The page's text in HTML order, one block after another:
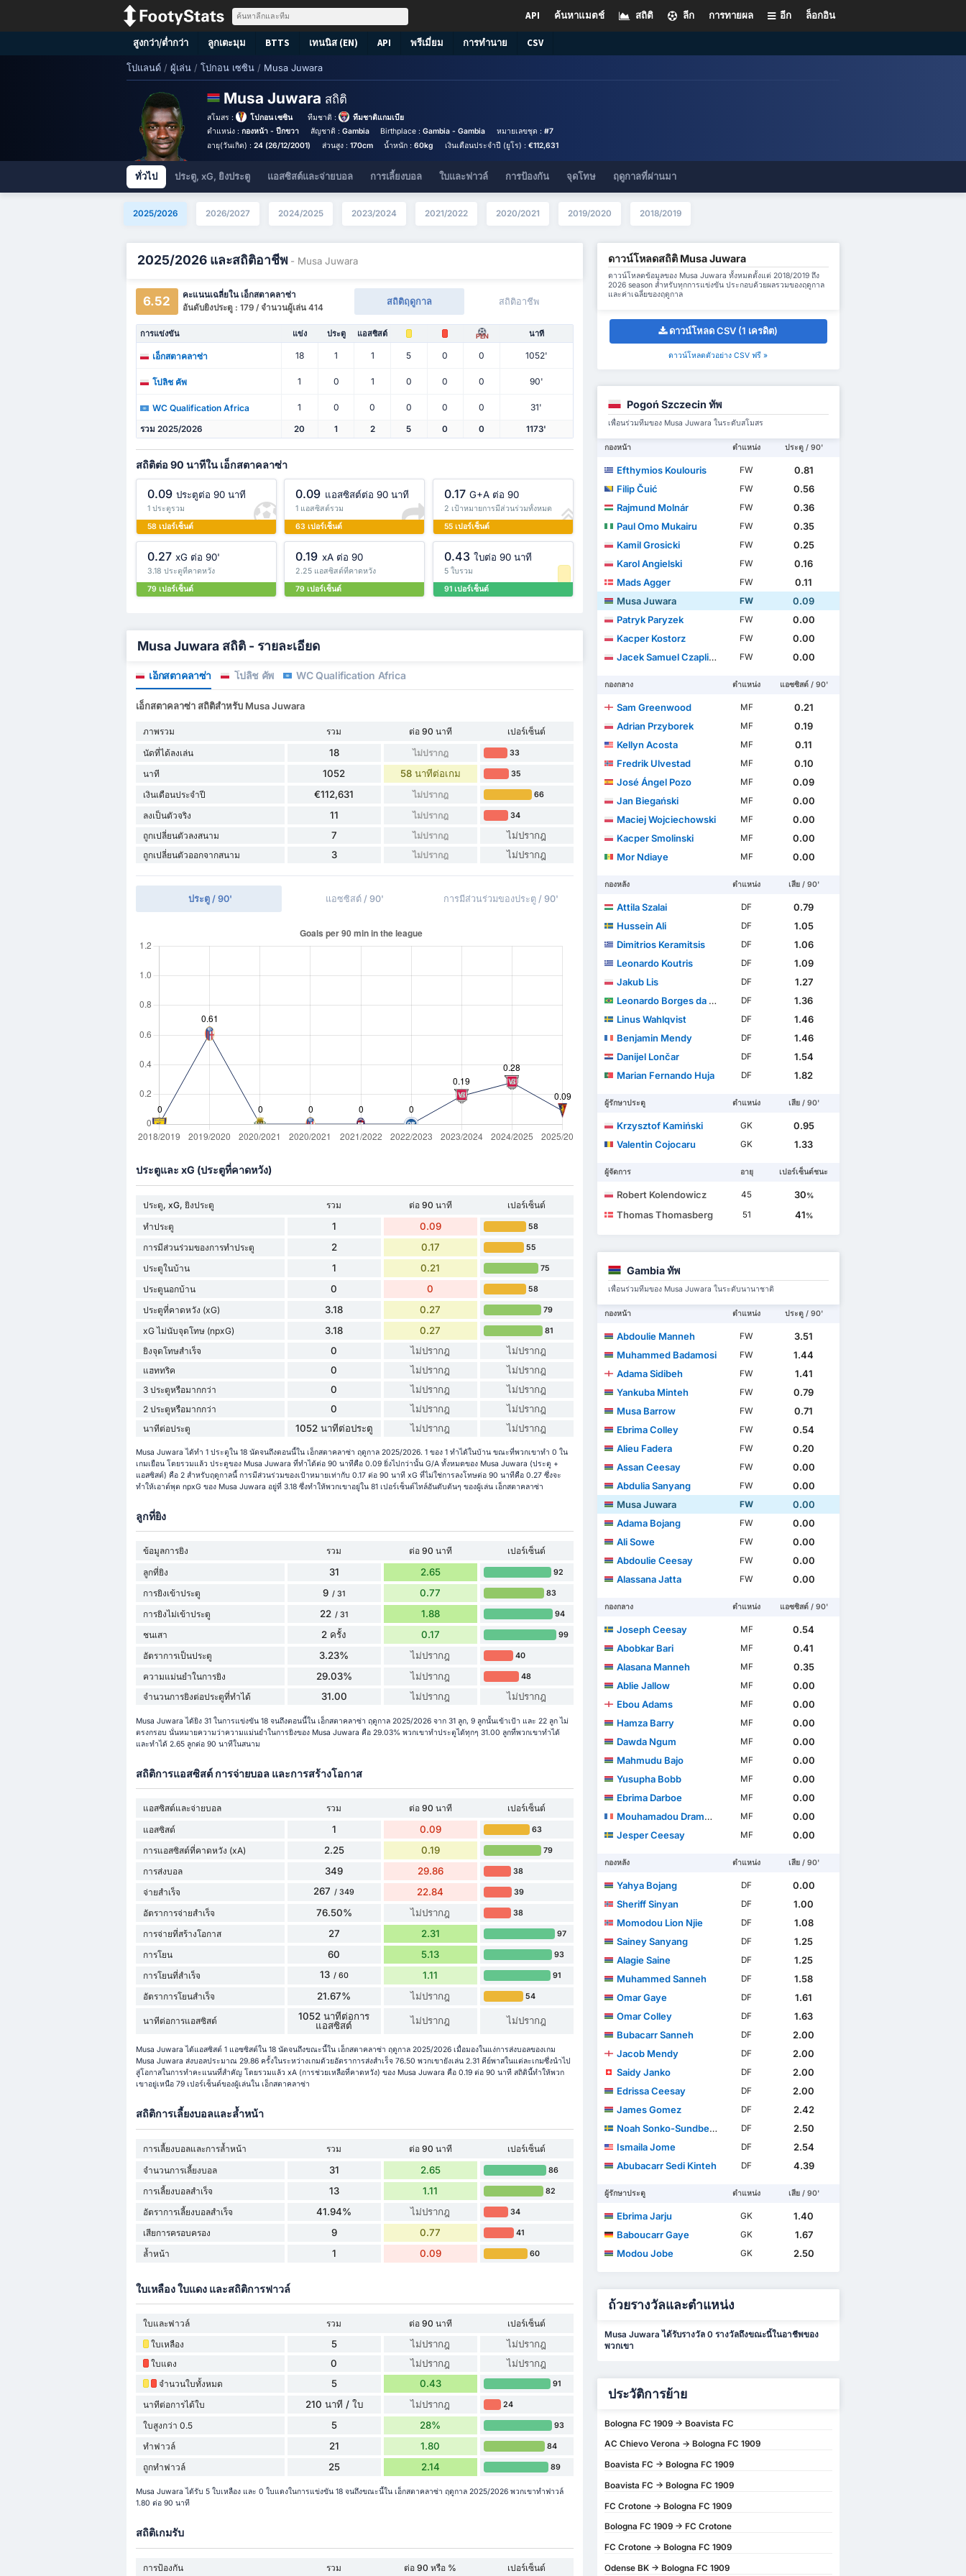
ล็อกอิน
อีก
การทายผล
ลีก
สถิติ
ค้นหาแมตช์
API
สูงกว่า/ต่ำกว่า ลูกเตะมุม BTTS เทนนิส (EN) API พรีเมี่ยม การทำนาย CSV
โปแลนด์ / ผู้เล่น / โปกอน เซซิน / Musa Juwara
Musa Juwara สถิติ
สโมสร : โปกอน เซซิน ทีมชาติ :
ทีมชาติแกมเบีย
ตำแหน่ง :กองหน้า - ปีกขวา สัญชาติ : Gambia Birthplace :Gambia - Gambia หมายเลขชุด : #7
อายุ(วันเกิด) :24 (26/12/2001) ส่วนสูง : 170cm น้ำหนัก :60kg เงินเดือนประจำปี (ยูโร) : €112,631
ทั่วไป ประตู, xG, ยิงประตู แอสซิสต์และจ่ายบอล การเลี้ยงบอล ใบและฟาวล์ การป้องกัน จุดโทษ ฤดูกาลที่ผ่านมา
2025/2026 2026/2027 2024/2025 2023/2024 2021/2022 2020/2021 2019/2020 2018/2019
2025/2026 และสถิติอาชีพ - Musa Juwara
6.52
คะแนนเฉลี่ยใน เอ็กสตาคลาซ่า
อันดับยิงประตู : 179 / จำนวนผู้เล่น 414
สถิติฤดูกาล สถิติอาชีพ
การแข่งขัน แข่ง ประตู แอสซิสต์ PEN นาที
เอ็กสตาคลาซ่า 18 1 1 5 0 0 1052'
โปลิช คัพ 1 0 1 0 0 0 90'
WC Qualification Africa 1 0 0 0 0 0 31'
รวม 2025/2026 20 1 2 5 0 0 1173'
สถิติต่อ 90 นาทีใน เอ็กสตาคลาซ่า
0.09 ประตูต่อ 90 นาที
1 ประตูรวม
58 เปอร์เซ็นต์
0.09 แอสซิสต์ต่อ 90 นาที
1 แอสซิสต์รวม
63 เปอร์เซ็นต์
0.17 G+A ต่อ 90
2 เป้าหมายการมีส่วนร่วมทั้งหมด
55 เปอร์เซ็นต์
0.27 xG ต่อ 90'
3.18 ประตูที่คาดหวัง
79 เปอร์เซ็นต์
0.19 xA ต่อ 90
2.25 แอสซิสต์ที่คาดหวัง
79 เปอร์เซ็นต์
0.43 ใบต่อ 90 นาที
5 ใบรวม
91 เปอร์เซ็นต์
Musa Juwara สถิติ - รายละเอียด
เอ็กสตาคลาซ่า โปลิช คัพ WC Qualification Africa
เอ็กสตาคลาซ่า สถิติสำหรับ Musa Juwara
ภาพรวม รวม ต่อ 90 นาที
เปอร์เซ็นต์
นัดที่ได้ลงเล่น
18 ไม่ปรากฎ 33
นาที 1052 58 นาทีต่อเกม 35
เงินเดือนประจำปี €112,631 ไม่ปรากฎ 66
ลงเป็นตัวจริง 11 ไม่ปรากฎ 34
ถูกเปลี่ยนตัวลงสนาม 7 ไม่ปรากฎ ไม่ปรากฎ
ถูกเปลี่ยนตัวออกจากสนาม 3 ไม่ปรากฎ ไม่ปรากฎ
ประตู / 90' แอซซิสต์ / 90' การมีส่วนร่วมของประตู / 90'
ประตูและ xG (ประตูที่คาดหวัง)
ประตู, xG, ยิงประตู รวม ต่อ 90 นาที
เปอร์เซ็นต์
ทำประตู
1 0.09 58
การมีส่วนร่วมของการทำประตู 2 0.17 55
ประตูในบ้าน 1 0.21 75
ประตูนอกบ้าน 0 0 58
ประตูที่คาดหวัง (xG) 3.18 0.27 79
xG ไม่นับจุดโทษ (npxG) 3.18 0.27 81
ยิงจุดโทษสำเร็จ 0 ไม่ปรากฎ ไม่ปรากฎ
แฮททริค 0 ไม่ปรากฎ ไม่ปรากฎ
3 ประตูหรือมากกว่า 0 ไม่ปรากฎ ไม่ปรากฎ
2 ประตูหรือมากกว่า 0 ไม่ปรากฎ ไม่ปรากฎ
นาทีต่อประตู 1052 นาทีต่อประตู ไม่ปรากฎ ไม่ปรากฎ
Musa Juwara ได้ทำ 1 ประตูใน 18 นัดจนถึงตอนนี้ใน เอ็กสตาคลาซ่า ฤดูกาล 2025/2026. 1 ของ 1 ทำได้ในบ้าน ขณะที่พวกเขาทำ 0 ใน
เกมเยือน โดยรวมแล้ว ประตูของ Musa Juwara ที่ทำได้ต่อ 90 นาทีคือ 0.09 ยิ่งไปกว่านั้น G/A ทั้งหมดของ Musa Juwara (ประตู +
แอสซิสต์) คือ 2 สำหรับฤดูกาลนี้ การมีส่วนร่วมของเป้าหมายเท่ากับ 0.17 ต่อ 90 นาที xG ที่ไม่ใช่การลงโทษต่อ 90 นาทีคือ 0.27 ซึ่งจะ
ทำให้เอาต์พุต npxG ของ Musa Juwara อยู่ที่ 3.18 ซึ่งทำให้พวกเขาอยู่ใน 81 เปอร์เซ็นต์ไทล์อันดับต้นๆ ของผู้เล่น เอ็กสตาคลาซ่า
ลูกที่ยิง
ข้อมูลการยิง รวม ต่อ 90 นาที
เปอร์เซ็นต์
ลูกที่ยิง
31 2.65 92
การยิงเข้าประตู 9 / 31 0.77 83
การยิงไม่เข้าประตู 22 / 31 1.88 94
ชนเสา 2 ครั้ง 0.17 99
อัตราการเป็นประตู 3.23% ไม่ปรากฎ 40
ความแม่นยำในการยิง 29.03% ไม่ปรากฎ 48
จำนวนการยิงต่อประตูที่ทำได้ 31.00 ไม่ปรากฎ ไม่ปรากฎ
Musa Juwara ได้ยิง 31 ในการแข่งขัน 18 จนถึงตอนนี้ใน เอ็กสตาคลาซ่า ฤดูกาล 2025/2026 จาก 31 ลูก, 9 ลูกนั้นเข้าเป้า และ 22 ลูก ไม่
ตรงกรอบ นั่นหมายความว่าความแม่นยำในการยิงของ Musa Juwara คือ 29.03% พวกเขาทำประตูได้ทุกๆ 31.00 ลูกที่พวกเขาทำได้
และทำได้ 2.65 ลูกต่อ 90 นาทีในสนาม
สถิติการแอสซิสต์ การจ่ายบอล และการสร้างโอกาส
แอสซิสต์และจ่ายบอล รวม ต่อ 90 นาที
เปอร์เซ็นต์
แอสซิสต์
1 0.09 63
การแอสซิสต์ที่คาดหวัง (xA) 2.25 0.19 79
การส่งบอล 349 29.86 38
จ่ายสำเร็จ 267 / 349 22.84 39
อัตราการจ่ายสำเร็จ 76.50% ไม่ปรากฎ 38
การจ่ายที่สร้างโอกาส 27 2.31 97
การโยน 60 5.13 93
การโยนที่สำเร็จ 13 / 60 1.11 91
อัตราการโยนสำเร็จ 21.67% ไม่ปรากฎ 54
นาทีต่อการแอสซิสต์
1052 นาทีต่อการ
แอสซิสต์
ไม่ปรากฎ ไม่ปรากฎ
Musa Juwara ได้แอสซิสต์ 1 แอซซิสต์ใน 18 นัดจนถึงขณะนี้ใน เอ็กสตาคลาซ่า ฤดูกาล 2025/2026 เมื่อมองในแง่การส่งบอลของเกม
Musa Juwara ส่งบอลประมาณ 29.86 ครั้งในระหว่างเกมด้วยอัตราการส่งสำเร็จ 76.50 พวกเขายังเล่น 2.31 คีย์พาสในแต่ละเกมซึ่งนำไป
สู่โอกาสในการทำคะแนนที่สำคัญ โดยรวมแล้ว xA (การช่วยเหลือที่คาดหวัง) ของ Musa Juwara คือ 0.19 ต่อ 90 นาที สถิตินี้ทำให้พวก
เขาอยู่เหนือ 79 เปอร์เซ็นต์ของผู้เล่นใน เอ็กสตาคลาซ่า
สถิติการเลี้ยงบอลและล้ำหน้า
การเลี้ยงบอลและการล้ำหน้า รวม ต่อ 90 นาที
เปอร์เซ็นต์
จำนวนการเลี้ยงบอล
31 2.65 86
การเลี้ยงบอลสำเร็จ 13 1.11 82
อัตราการเลี้ยงบอลสำเร็จ 41.94% ไม่ปรากฎ 34
เสียการครอบครอง 9 0.77 41
ล้ำหน้า 1 0.09 60
ใบเหลือง ใบแดง และสถิติการฟาวล์
ใบและฟาวล์ รวม ต่อ 90 นาที
เปอร์เซ็นต์
ใบเหลือง
5 ไม่ปรากฎ ไม่ปรากฎ
ใบแดง 0 ไม่ปรากฎ ไม่ปรากฎ
จำนวนใบทั้งหมด 5 0.43 91
นาทีต่อการได้ใบ 210 นาที / ใบ ไม่ปรากฎ 24
ใบสูงกว่า 0.5 5 28% 93
ทำฟาวล์ 21 1.80 84
ถูกทำฟาวล์ 25 2.14 89
Musa Juwara ได้รับ 5 ใบเหลือง และ 0 ใบแดงในการแข่งขัน 18 จนถึงขณะนี้ใน เอ็กสตาคลาซ่า ฤดูกาล 2025/2026 พวกเขาทำฟาวล์
1.80 ต่อ 90 นาที
สถิติเกมรับ
การป้องกัน รวม ต่อ 90 หรือ % เปอร์เซ็นต์
ดาวน์โหลดสถิติ Musa Juwara
ดาวน์โหลดข้อมูลของ Musa Juwara ทั้งหมดตั้งแต่ 2018/2019 ถึง
2026 season สำหรับทุกการแข่งขัน ประกอบด้วยผลรวมของฤดูกาล
และค่าเฉลี่ยของฤดูกาล
ดาวน์โหลด CSV (1 เครดิต)
ดาวน์โหลดตัวอย่าง CSV ฟรี »
Pogoń Szczecin ทัพ
เพื่อนร่วมทีมของ Musa Juwara ในระดับสโมสร
กองหน้า ตำแหน่ง ประตู / 90'
Efthymios Koulouris FW
0.81
Filip Čuić
FW
0.56
Rajmund Molnár
FW
0.36
Paul Omo Mukairu
FW
0.35
Kamil Grosicki
FW
0.25
Karol Angielski
FW
0.16
Mads Agger
FW
0.11
Musa Juwara
FW
0.09
Patryk Paryzek
FW
0.00
Kacper Kostorz
FW
0.00
Jacek Samuel Czapliński
FW 0.00
กองกลาง ตำแหน่ง แอซซิสต์ / 90'
Sam Greenwood MF
0.21
Adrian Przyborek
MF
0.19
Kellyn Acosta
MF
0.11
Fredrik Ulvestad
MF
0.10
José Ángel Pozo
MF
0.09
Jan Biegański
MF
0.00
Maciej Wojciechowski
MF
0.00
Kacper Smolinski
MF
0.00
Mor Ndiaye
MF 0.00
กองหลัง ตำแหน่ง เสีย / 90'
Attila Szalai DF
0.79
Hussein Ali
DF
1.05
Dimitrios Keramitsis
DF
1.06
Leonardo Koutris
DF
1.09
Jakub Lis
DF
1.27
Leonardo Borges da Silva
DF
1.36
Linus Wahlqvist
DF
1.46
Benjamin Mendy
DF
1.46
Danijel Lončar
DF
1.54
Marian Fernando Huja
DF 1.82
ผู้รักษาประตู ตำแหน่ง เสีย / 90'
Krzysztof Kamiński GK
0.95
Valentin Cojocaru
GK 1.33
ผู้จัดการ อายุ เปอร์เซ็นต์ชนะ
Robert Kolendowicz 45 30%
Thomas Thomasberg 51 41%
Gambia ทัพ
เพื่อนร่วมทีมของ Musa Juwara ในระดับนานาชาติ
กองหน้า ตำแหน่ง ประตู / 90'
Abdoulie Manneh FW
3.51
Muhammed Badamosi
FW
1.44
Adama Sidibeh
FW
1.41
Yankuba Minteh
FW
0.79
Musa Barrow
FW
0.71
Ebrima Colley
FW
0.54
Alieu Fadera
FW
0.20
Assan Ceesay
FW
0.00
Abdulia Sanyang
FW
0.00
Musa Juwara
FW
0.00
Adama Bojang
FW
0.00
Ali Sowe
FW
0.00
Abdoulie Ceesay
FW
0.00
Alassana Jatta
FW 0.00
กองกลาง ตำแหน่ง แอซซิสต์ / 90'
Joseph Ceesay MF
0.54
Abobkar Bari
MF
0.41
Alasana Manneh
MF
0.35
Ablie Jallow
MF
0.00
Ebou Adams
MF
0.00
Hamza Barry
MF
0.00
Dawda Ngum
MF
0.00
Mahmudu Bajo
MF
0.00
Yusupha Bobb
MF
0.00
Ebrima Darboe
MF
0.00
Mouhamadou Drammeh
MF
0.00
Jesper Ceesay
MF 0.00
กองหลัง ตำแหน่ง เสีย / 90'
Yahya Bojang DF
0.00
Sheriff Sinyan
DF
1.00
Momodou Lion Njie
DF
1.08
Sainey Sanyang
DF
1.25
Alagie Saine
DF
1.25
Muhammed Sanneh
DF
1.58
Omar Gaye
DF
1.61
Omar Colley
DF
1.63
Bubacarr Sanneh
DF
2.00
Jacob Mendy
DF
2.00
Saidy Janko
DF
2.00
Edrissa Ceesay
DF
2.00
James Gomez
DF
2.42
Noah Sonko-Sundberg
DF
2.50
Ismaila Jome
DF
2.54
Abubacarr Sedi Kinteh
DF 4.39
ผู้รักษาประตู ตำแหน่ง เสีย / 90'
Ebrima Jarju GK
1.40
Baboucarr Gaye
GK
1.67
Modou Jobe
GK 2.50
ถ้วยรางวัลและตำแหน่ง
Musa Juwara ได้รับรางวัล 0 รางวัลถึงขณะนี้ในอาชีพของ
พวกเขา
ประวัติการย้าย
Bologna FC 1909 -> Boavista FC
AC Chievo Verona -> Bologna FC 1909
Boavista FC -> Bologna FC 1909
Boavista FC -> Bologna FC 1909
FC Crotone -> Bologna FC 1909
Bologna FC 1909 -> FC Crotone
FC Crotone -> Bologna FC 1909
Odense BK -> Bologna FC 1909